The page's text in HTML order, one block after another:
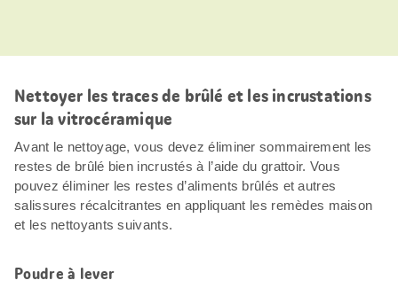
Nettoyer les traces de brûlé et les incrustations
sur la vitrocéramique
Avant le nettoyage, vous devez éliminer sommairement les
restes de brûlé bien incrustés à l’aide du grattoir. Vous
pouvez éliminer les restes d’aliments brûlés et autres
salissures récalcitrantes en appliquant les remèdes maison
et les nettoyants suivants.
Poudre à lever